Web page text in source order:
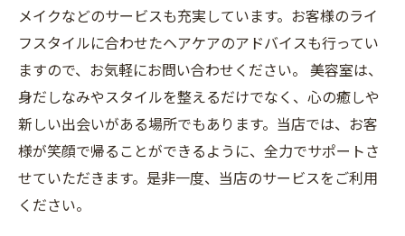
メイクなどのサービスも充実しています。お客様のライ
フスタイルに合わせたヘアケアのアドバイスも行ってい
ますので、お気軽にお問い合わせください。 美容室は、
身だしなみやスタイルを整えるだけでなく、心の癒しや
新しい出会いがある場所でもあります。当店では、お客
様が笑顔で帰ることができるように、全力でサポートさ
せていただきます。是非一度、当店のサービスをご利用
ください。